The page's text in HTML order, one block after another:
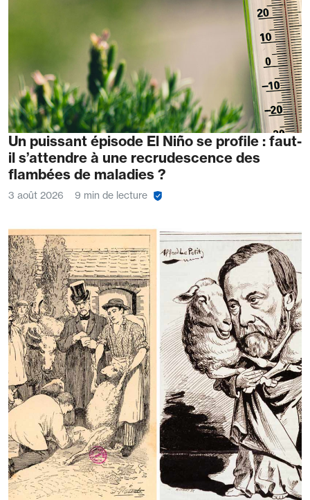
Un puissant épisode El Niño se profile : faut-
il s’attendre à une recrudescence des
flambées de maladies ?
3 août 2026 9 min de lecture